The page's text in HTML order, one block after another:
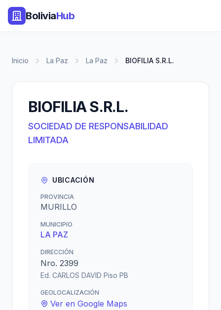
BoliviaHub
Inicio La Paz La Paz BIOFILIA S.R.L.
BIOFILIA S.R.L.
SOCIEDAD DE RESPONSABILIDAD
LIMITADA
UBICACIÓN
PROVINCIA
MURILLO
MUNICIPIO
LA PAZ
DIRECCIÓN
Nro. 2399
Ed. CARLOS DAVID Piso PB
GEOLOCALIZACIÓN
Ver en Google Maps